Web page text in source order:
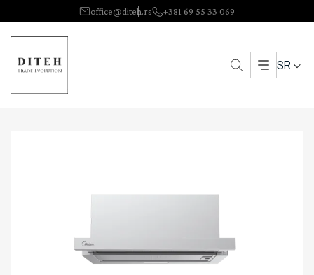
office@diteh.rs +381 69 55 33 069
SR